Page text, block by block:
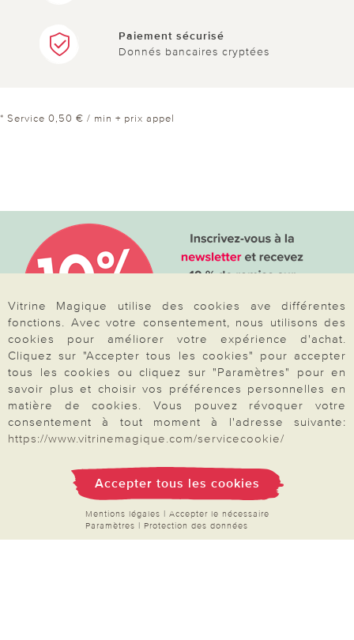
Paiement sécurisé
Donnés bancaires cryptées
* Service 0,50 € / min + prix appel
Votre commande
FAQ
Mon compte
Inscription Newsletter
Demande de catalogue
Données personnelles
Vitrine Magique utilise des cookies ave différentes
fonctions. Avec votre consentement, nous utilisons des
cookies pour améliorer votre expérience d'achat.
Cliquez sur "Accepter tous les cookies" pour accepter
tous les cookies ou cliquez sur "Paramètres" pour en
savoir plus et choisir vos préférences personnelles en
matière de cookies. Vous pouvez révoquer votre
consentement à tout moment à l'adresse suivante:
https://www.vitrinemagique.com/servicecookie/
Accepter tous les cookies
Mentions légales | Accepter le nécessaire
Paramètres | Protection des données